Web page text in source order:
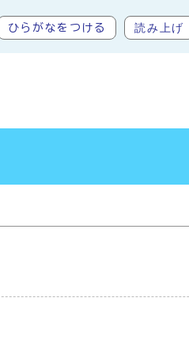
ひらがなをつける 読み上げ